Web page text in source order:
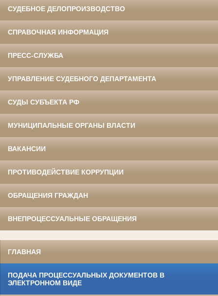
СУДЕБНОЕ ДЕЛОПРОИЗВОДСТВО
СПРАВОЧНАЯ ИНФОРМАЦИЯ
ПРЕСС-СЛУЖБА
УПРАВЛЕНИЕ СУДЕБНОГО ДЕПАРТАМЕНТА
СУДЫ СУБЪЕКТА РФ
МУНИЦИПАЛЬНЫЕ ОРГАНЫ ВЛАСТИ
ВАКАНСИИ
ПРОТИВОДЕЙСТВИЕ КОРРУПЦИИ
ОБРАЩЕНИЯ ГРАЖДАН
ВНЕПРОЦЕССУАЛЬНЫЕ ОБРАЩЕНИЯ
ГЛАВНАЯ
ПОДАЧА ПРОЦЕССУАЛЬНЫХ ДОКУМЕНТОВ В
ЭЛЕКТРОННОМ ВИДЕ